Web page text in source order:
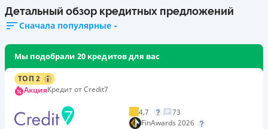
Детальный обзор кредитных предложений
Сначала популярные
Мы подобрали 20 кредитов для вас
ТОП 2
АкцияКредит от Credit7
4,7
73
FinAwards 2026